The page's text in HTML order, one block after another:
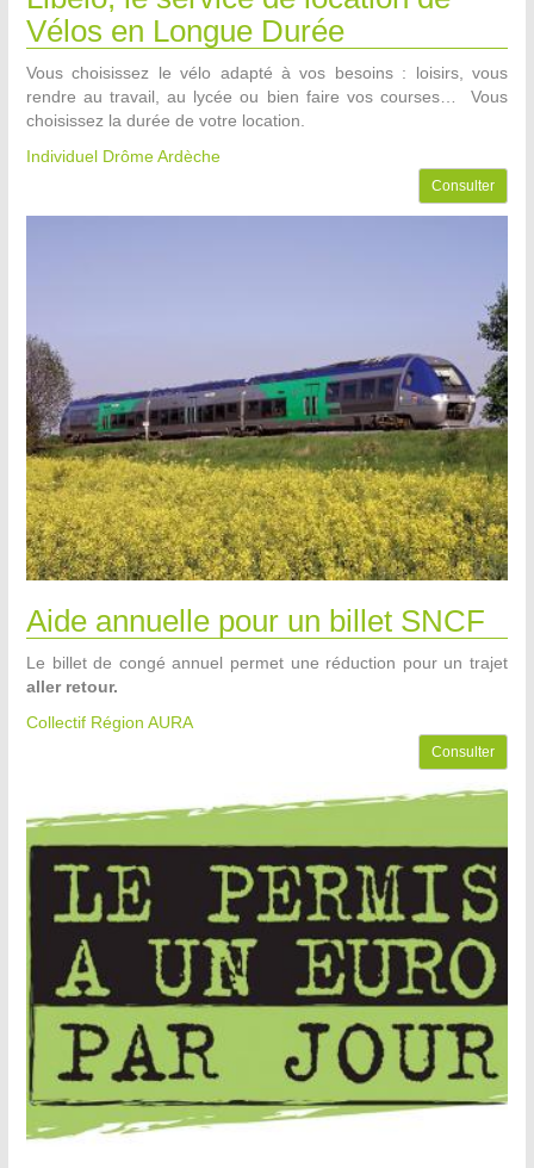
Vélos en Longue Durée
Vous choisissez le vélo adapté à vos besoins : loisirs, vous
rendre au travail, au lycée ou bien faire vos courses… Vous
choisissez la durée de votre location.
Individuel Drôme Ardèche
Consulter
Aide annuelle pour un billet SNCF
Le billet de congé annuel permet une réduction pour un trajet
aller retour.
Collectif Région AURA
Consulter